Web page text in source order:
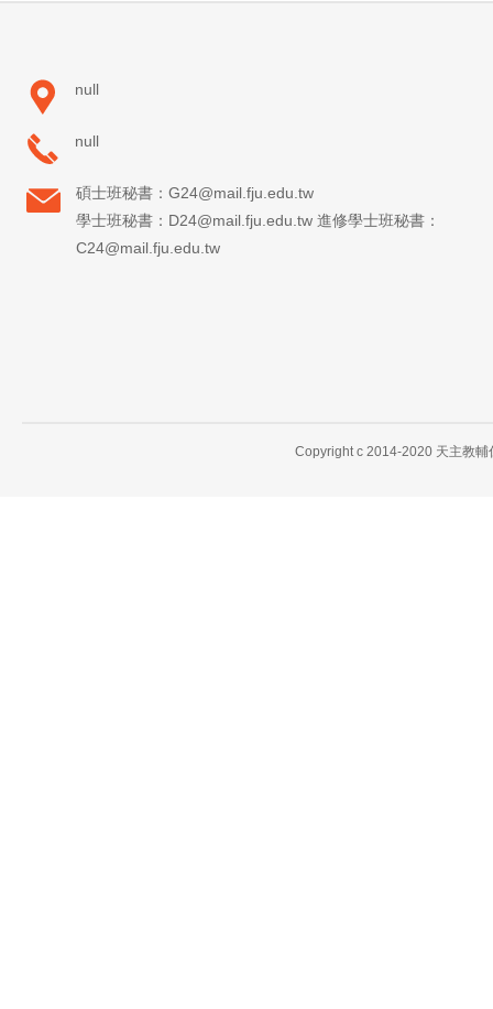
null
null
碩士班秘書：G24@mail.fju.edu.tw
學士班秘書：D24@mail.fju.edu.tw 進修學士班秘書：
C24@mail.fju.edu.tw
Copyright c 2014-2020 天主教